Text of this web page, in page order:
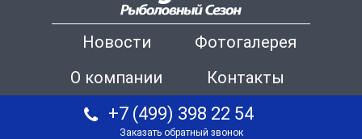
Новости
Фотогалерея
О компании
Контакты
+7 (499) 398 22 54
Заказать обратный звонок